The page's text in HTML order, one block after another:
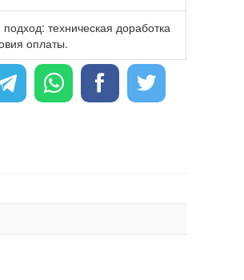
техническая доработка
оплаты.